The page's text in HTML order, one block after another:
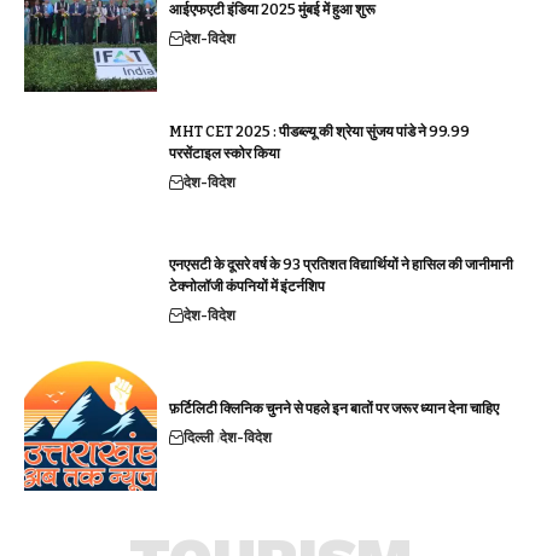
आईएफएटी इंडिया 2025 मुंबई में हुआ शुरू
देश-विदेश
MHT CET 2025 : पीडब्ल्यू की श्रेया सुंजय पांडे ने 99.99
परसेंटाइल स्कोर किया
देश-विदेश
एनएसटी के दूसरे वर्ष के 93 प्रतिशत विद्यार्थियों ने हासिल की जानीमानी
टेक्नोलॉजी कंपनियों में इंटर्नशिप
देश-विदेश
फ़र्टिलिटी क्लिनिक चुनने से पहले इन बातों पर जरूर ध्यान देना चाहिए
दिल्ली देश-विदेश